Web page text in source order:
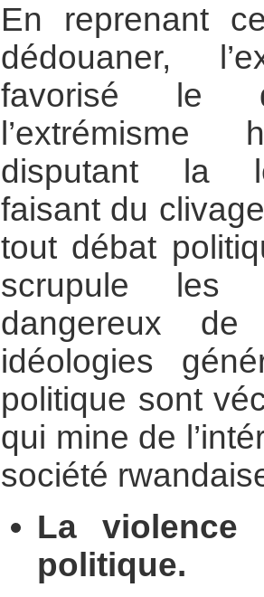
En reprenant
dédouaner,
favorisé le
disputant la
faisant du
tout débat
scrupule les
dangereux
idéologies
politique sont
qui mine de
société
La violence
politique.